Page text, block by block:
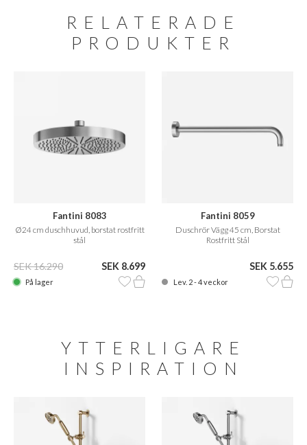
RELATERADE
PRODUKTER
Fantini 8083
Ø24 cm duschhuvud, borstat rostfritt
stål
SEK 16.290 SEK 8.699
På lager
Fantini 8059
Duschrör Vägg 45 cm, Borstat
Rostfritt Stål
SEK 5.655
Lev. 2 - 4 veckor
YTTERLIGARE
INSPIRATION